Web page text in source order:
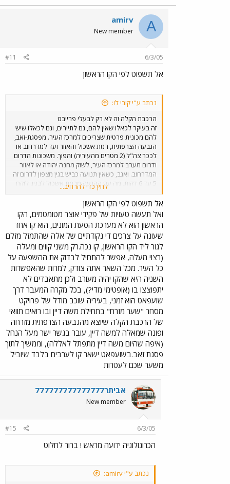
A
amirv
New member
6/3/05
#11
אל תשפוט לפי הקו הראשון
נכתב ע"י קובי לו:
הרכבת הקלה זה לא רק לבעלי פרייבט
זה בעיקר לכאלו שאין להם, גם לתיירים, וגם לכאלו שיש
להם מכונית פרטית שצריכים למרכז העיר. מפסגת-זאב,
הגבעה הצרפתית, רמת אשכול והאזור ועד למדרחוב או
לככר צה"ל (2 מטרים מהעיריה) והפוך. משכונות הדרום
ודרום מערב למרכז העיר, לשוק מחנה יהודה או לאזור
המדרחוב. ואגב, כשאין תנועה כביש בגין מצפון לדרום זה
5 עד 6 דקות. מה עם ההגעה מרמת אשכול לבגין, לוקח
דקות, בלי להחנות בחניון. עם הלהחנות בחניון עוד דקה
וחצי שתי דקות. בסה"כ, כשאין פקקים, מהבית שלך (אני
הייתי אצלך ויודע בדיוק איך לסוע משם לתחנת מלחה)
ועד לתחנת מלחה, 8.5 דקות במינימום של המינימום. לא
4 דקות. בד"כ זה יקח לך אפילו 14 עד 20 דקות, עם
הפרייבט. זכור, מאז שיש מצלמות בבגין, קצת קשה ולא
מומלץ לנהוג שם במהירות מופרזת.
לחץ כדי להרחיב...
אל תשפוט לפי הקו הראשון
ואל תעשה טעויות של פקידי אוצר מטומטמים, הקו
הראשון הוא לא מערכת הסעת המונים, הוא קו אחד
שעונה על צרכים די נקודתיים של אלה שהתמזל מזלם
לגור ליד הקו הראשון, קו נכה.רק משני קווים ומעלה
(רצוי מעלה, אפשר להתחיל לבדוק את ההשפעה על
כל העיר. מכל השאר אתה צודק, למרות שהאפשרות
השניה היא שהקו יהיה מעורב ולכן מתאבדים לא
יתפוצצו בו (אופטימי מדי?), בכל מקרה המעבר דרך
שועפאט הוא זמני, בעיריה שוכב מודל של פרויקט
מסחר "שער מזרח" בתחילת משה דיין ובו רואים תוואי
של הרכבת הקלה שיוצא מהגבעה הצרפתית מזרחה
ופונה שמאלה למשה דיין, עובר בגשר ישר מעל הנחל
(איפה שהיום משה דיין מתפתל לאללה), וממשיך לתוך
פסגת זאב.בשועפאט ישאר קו לערבים בלבד שיוביל
משער שכם לעטרות
אביתר777777777777777
New member
6/3/05
#15
הכרונולוגיה ידועה מראש ! ברור לחלוט
נכתב ע"י amirv: